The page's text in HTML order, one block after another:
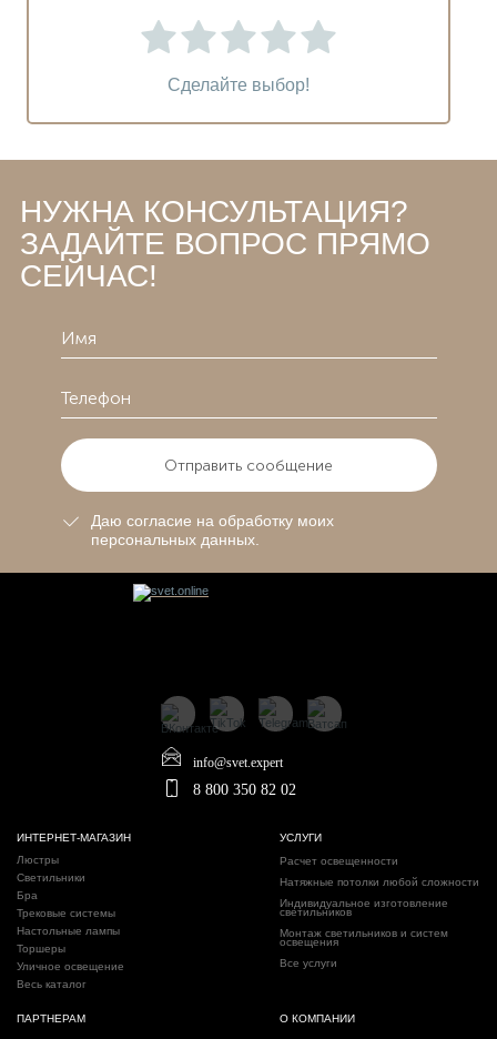
Сделайте выбор!
НУЖНА КОНСУЛЬТАЦИЯ?
ЗАДАЙТЕ ВОПРОС ПРЯМО
СЕЙЧАС!
Отправить сообщение
Даю согласие на обработку моих
персональных данных.
info@svet.expert
8 800 350 82 02
ИНТЕРНЕТ-МАГАЗИН
Люстры
Светильники
Бра
Трековые системы
Настольные лампы
Торшеры
Уличное освещение
Весь каталог
УСЛУГИ
Расчет освещенности
Натяжные потолки любой сложности
Индивидуальное изготовление
светильников
Монтаж светильников и систем
освещения
Все услуги
О КОМПАНИИ
ПАРТНЕРАМ